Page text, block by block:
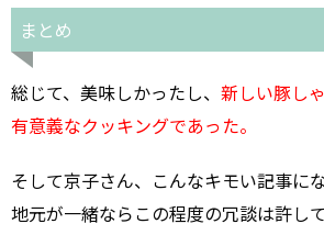
まとめ
総じて、美味しかったし、 新しい豚し
有意義なクッキングであった。
そして京子さん、こんなキモい記事に
地元が一緒ならこの程度の冗談は許し